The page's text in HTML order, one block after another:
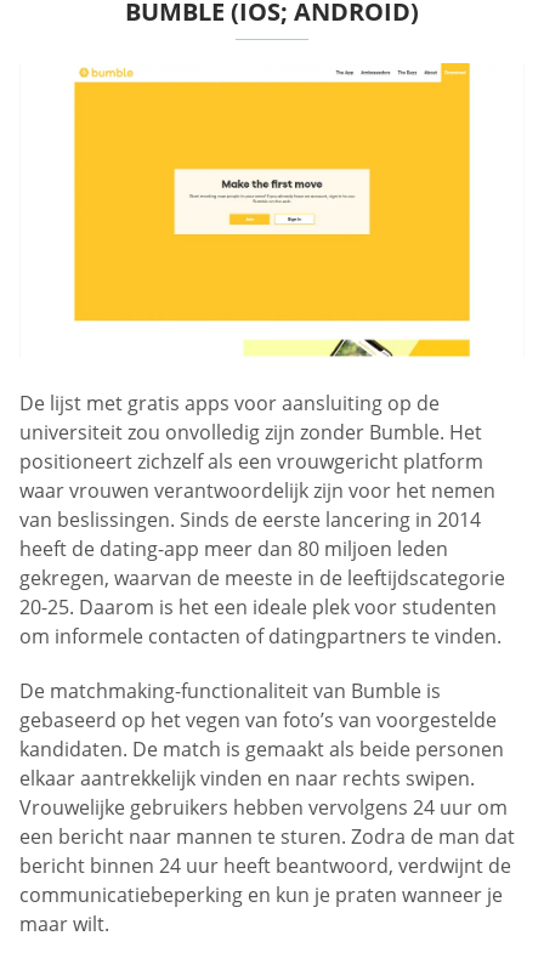
BUMBLE (IOS; ANDROID)
De lijst met gratis apps voor aansluiting op de
universiteit zou onvolledig zijn zonder Bumble. Het
positioneert zichzelf als een vrouwgericht platform
waar vrouwen verantwoordelijk zijn voor het nemen
van beslissingen. Sinds de eerste lancering in 2014
heeft de dating-app meer dan 80 miljoen leden
gekregen, waarvan de meeste in de leeftijdscategorie
20-25. Daarom is het een ideale plek voor studenten
om informele contacten of datingpartners te vinden.
De matchmaking-functionaliteit van Bumble is
gebaseerd op het vegen van foto’s van voorgestelde
kandidaten. De match is gemaakt als beide personen
elkaar aantrekkelijk vinden en naar rechts swipen.
Vrouwelijke gebruikers hebben vervolgens 24 uur om
een bericht naar mannen te sturen. Zodra de man dat
bericht binnen 24 uur heeft beantwoord, verdwijnt de
communicatiebeperking en kun je praten wanneer je
maar wilt.